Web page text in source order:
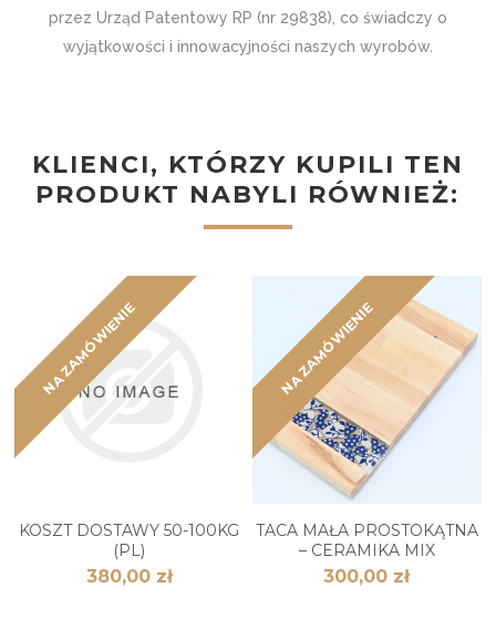
przez Urząd Patentowy RP (nr 29838), co świadczy o
wyjątkowości i innowacyjności naszych wyrobów.
KLIENCI, KTÓRZY KUPILI TEN
PRODUKT NABYLI RÓWNIEŻ:
NA ZAMÓWIENIE
KOSZT DOSTAWY 50-100KG
(PL)
380,00 zł
NA ZAMÓWIENIE
TACA MAŁA PROSTOKĄTNA
– CERAMIKA MIX
300,00 zł